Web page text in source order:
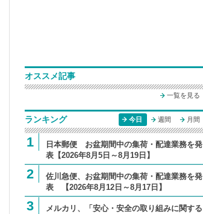
オススメ記事
一覧を見る
ランキング 今日 週間 月間
1
日本郵便 お盆期間中の集荷・配達業務を発
表【2026年8月5日～8月19日】
2
佐川急便、お盆期間中の集荷・配達業務を発
表 【2026年8月12日～8月17日】
3
メルカリ、「安心・安全の取り組みに関する